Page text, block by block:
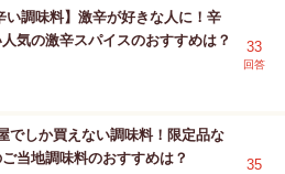
い調味料】激辛が好きな人に！辛
気の激辛スパイスのおすすめは？
33
回答
でしか買えない調味料！限定品な
当地調味料のおすすめは？
35